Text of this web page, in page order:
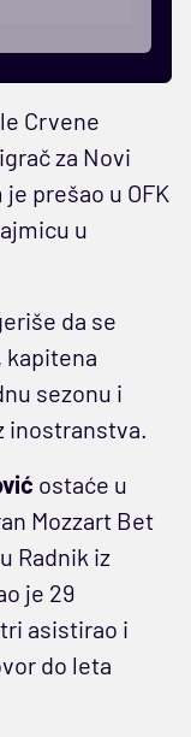
Crvene
za Novi
prešao u OFK
u
da se
, kapitena
sezonu i
inostranstva.
ostaće u
Mozzart Bet
Radnik iz
je 29
asistirao i
do leta